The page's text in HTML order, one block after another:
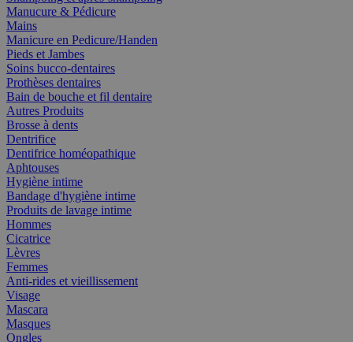
Manucure & Pédicure
Mains
Manicure en Pedicure/Handen
Pieds et Jambes
Soins bucco-dentaires
Prothèses dentaires
Bain de bouche et fil dentaire
Autres Produits
Brosse à dents
Dentrifice
Dentifrice homéopathique
Aphtouses
Hygiène intime
Bandage d'hygiène intime
Produits de lavage intime
Hommes
Cicatrice
Lèvres
Femmes
Anti-rides et vieillissement
Visage
Mascara
Masques
Ongles